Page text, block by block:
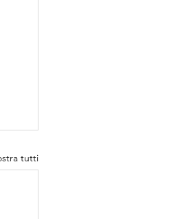
tutti